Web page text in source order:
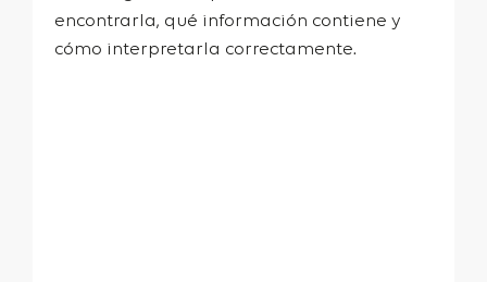
encontrarla, qué información contiene y
cómo interpretarla correctamente.